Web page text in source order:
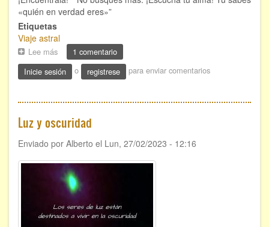
«quién en verdad eres»”
Etiquetas
Viaje astral
Lee más sobre
Quién
en
eres
1 comentario
Inicie sesión
o registrese para enviar comentarios
Luz y oscuridad
Enviado por Alberto el Lun, 27/02/2023 - 12:16